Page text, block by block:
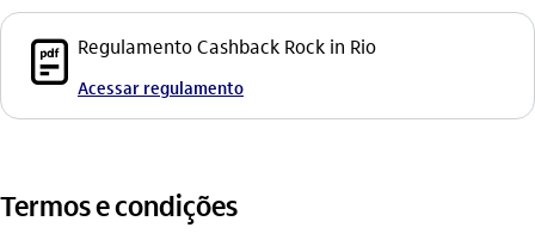
pdf_outline Regulamento Cashback Rock in Rio
Acessar regulamento
Termos e condições